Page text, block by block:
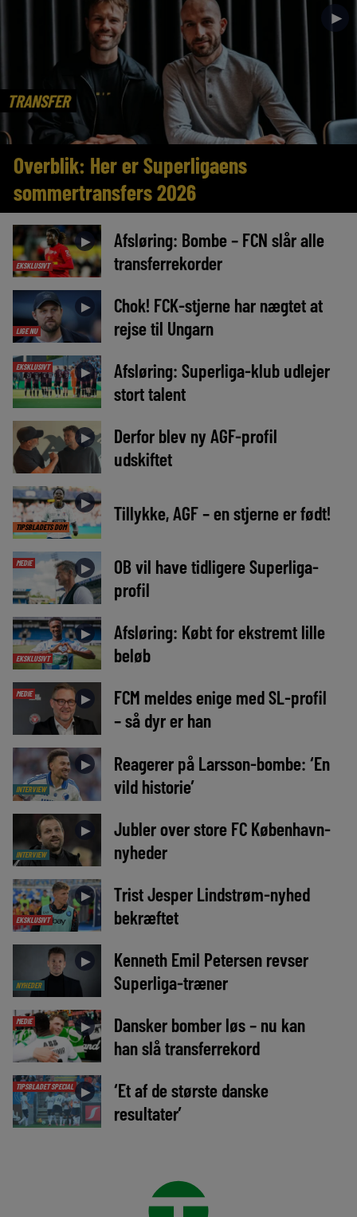
TRANSFER
►
Overblik: Her er Superligaens
sommertransfers 2026
EKSKLUSIVT
►
Afsløring: Bombe – FCN slår alle
transferrekorder
LIGE NU
►
Chok! FCK-stjerne har nægtet at
rejse til Ungarn
EKSKLUSIVT ►
Afsløring: Superliga-klub udlejer
stort talent
►
Derfor blev ny AGF-profil
udskiftet
TIPSBLADETS DOM
► Tillykke, AGF – en stjerne er født!
MEDIE ►
OB vil have tidligere Superliga-
profil
EKSKLUSIVT
►
Afsløring: Købt for ekstremt lille
beløb
MEDIE ►
FCM meldes enige med SL-profil
– så dyr er han
INTERVIEW
►
Reagerer på Larsson-bombe: ‘En
vild historie’
INTERVIEW
►
Jubler over store FC København-
nyheder
EKSKLUSIVT
►
Trist Jesper Lindstrøm-nyhed
bekræftet
NYHEDER
►
Kenneth Emil Petersen revser
Superliga-træner
MEDIE ►
Dansker bomber løs – nu kan
han slå transferrekord
TIPSBLADET SPECIAL ►
‘Et af de største danske
resultater’